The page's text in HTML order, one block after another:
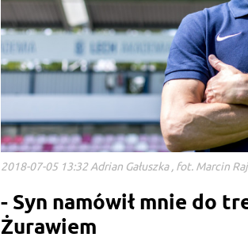
2018-07-05 13:32 Adrian Gałuszka , fot. Marcin
- Syn namówił mnie do
Żurawiem